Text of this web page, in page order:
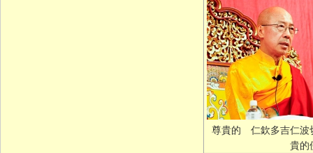
尊貴的 仁欽多吉仁波
貴的